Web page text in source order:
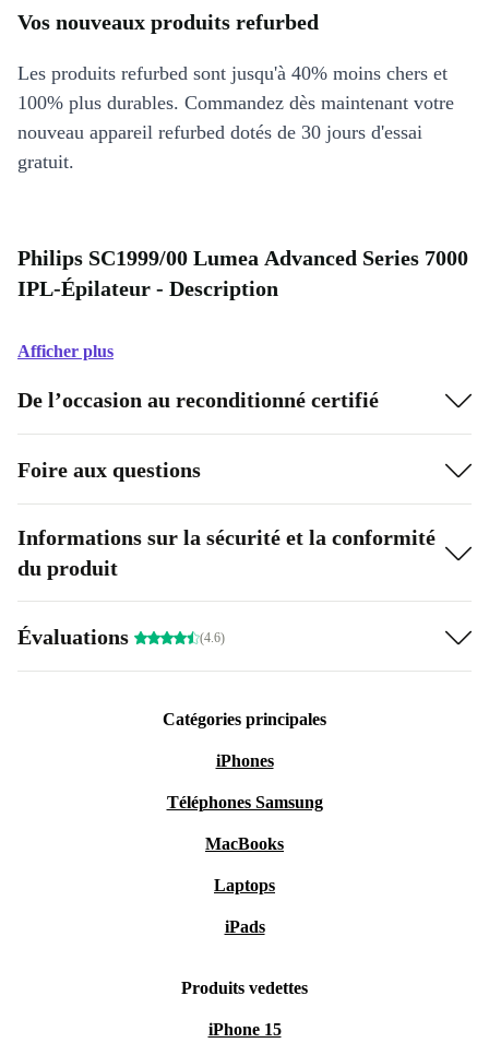
Vos nouveaux produits refurbed
Les produits refurbed sont jusqu'à 40% moins chers et
100% plus durables. Commandez dès maintenant votre
nouveau appareil refurbed dotés de 30 jours d'essai
gratuit.
Philips SC1999/00 Lumea Advanced Series 7000
IPL-Épilateur - Description
Afficher plus
De l’occasion au reconditionné certifié
Foire aux questions
Informations sur la sécurité et la conformité
du produit
Évaluations (4.6)
Catégories principales
iPhones
Téléphones Samsung
MacBooks
Laptops
iPads
Produits vedettes
iPhone 15